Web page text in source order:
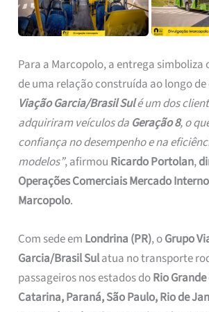
Para a Marcopolo, a entrega
de uma relação construída ao longo de
Viação Garcia/Brasil Sulé um dos
adquiriram veículos da Geração 8, o
confiança no desempenho e na
modelos”, afirmou Ricardo Portolan,
Operações Comerciais Mercado
Marcopolo.
Com sede em Londrina (PR), oGrupo
Garcia/Brasil Sulatua no transporte
passageiros nos estados doRio
Catarina, Paraná, São Paulo, Rio de